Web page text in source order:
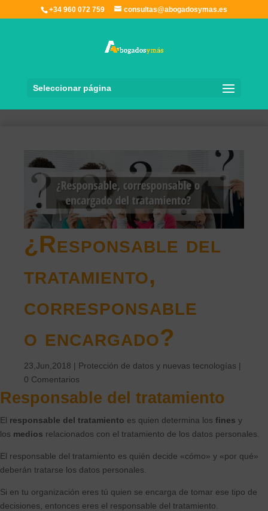
+34 960 072 759 consultas@abogadosymas.es
Seleccionar página
¿Responsable del
tratamiento,
corresponsable
o encargado?
23,Jun,2018 | Protección de datos y nuevas tecnologías |
0 Comentarios
Responsable del tratamiento
El responsable del tratamiento es quien determina los fines y
los medios relacionados con el tratamiento de los datos personales.
El responsable del tratamiento es quién decide «cómo» y «por qué»
deberán tratarse los datos personales.
Si en tu organización eres tú quien se encarga de tomar ese tipo de
decisiones, entonces eres el responsable del tratamiento.